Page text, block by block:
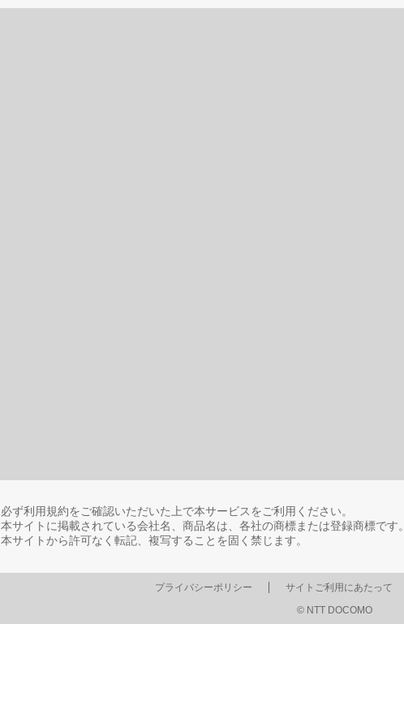
必ず利用規約をご確認いただいた上で本サービスをご利用ください。
本サイトに掲載されている会社名、商品名は、各社の商標または登録商標です。
本サイトから許可なく転記、複写することを固く禁じます。
プライバシーポリシー サイトご利用にあたって
© NTT DOCOMO